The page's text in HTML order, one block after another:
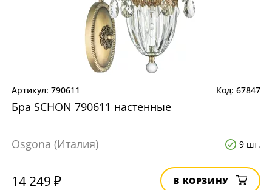
790611 67847
Бра SCHON 790611 настенные
Osgona (Италия) 9 шт.
14 249 ₽ В КОРЗИНУ